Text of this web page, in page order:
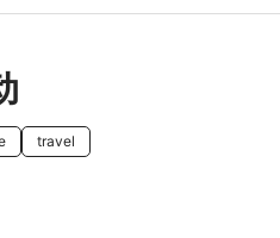
travel